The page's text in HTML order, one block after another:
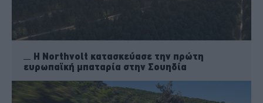
Η Northvolt κατασκεύασε την πρώτη
ευρωπαϊκή μπαταρία στην Σουηδία